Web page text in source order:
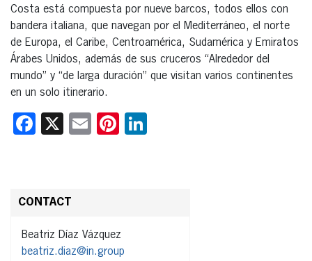
Costa está compuesta por nueve barcos, todos ellos con
bandera italiana, que navegan por el Mediterráneo, el norte
de Europa, el Caribe, Centroamérica, Sudamérica y Emiratos
Árabes Unidos, además de sus cruceros “Alrededor del
mundo” y “de larga duración” que visitan varios continentes
en un solo itinerario.
Facebook
X EmailPinterest
CONTACT
Beatriz Díaz Vázquez
beatriz.diaz@in.group